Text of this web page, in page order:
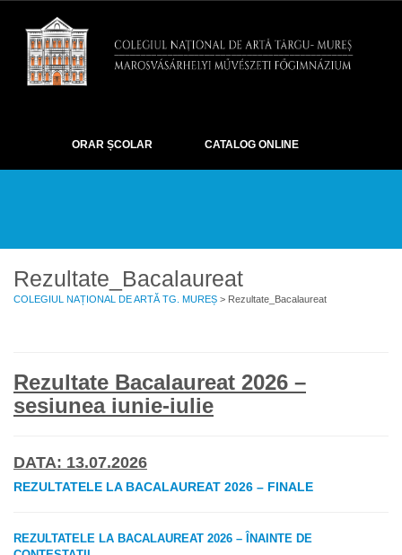
ORAR ȘCOLAR CATALOG ONLINE
Rezultate_Bacalaureat
COLEGIUL NAȚIONAL DE ARTĂ TG. MUREȘ > Rezultate_Bacalaureat
Rezultate Bacalaureat 2026 –
sesiunea iunie-iulie
DATA: 13.07.2026
REZULTATELE LA BACALAUREAT 2026 – FINALE
REZULTATELE LA BACALAUREAT 2026 – ÎNAINTE DE